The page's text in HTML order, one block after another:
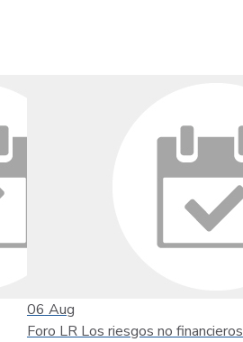
06 Aug
Foro LR Los riesgos no financieros